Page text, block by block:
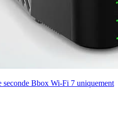
seconde Bbox Wi-Fi 7 uniquement